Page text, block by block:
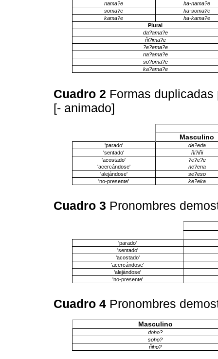
nama?e
ha-nama?e
soma?e
ha-soma?e
kama?e
ha-kama?e
Plural
da?ama?e
ñi?ima?e
?e?ema?e
na?ama?e
so?oma?e
ka?ama?e
Cuadro 2 Formas
[- animado]
Masculino
'parado'
de?eda
'sentado'
ñi?iñi
'acostado'
?e?e?e
'acercándose'
ne?ena
'alejándose'
se?eso
'no-presente'
ke?eka
Cuadro 3 Pronombres
'parado'
'sentado'
'acostado'
'acercándose'
'alejándose'
'no-presente'
Cuadro 4 Pronombres
Masculino
doho?
soho?
ñiho?